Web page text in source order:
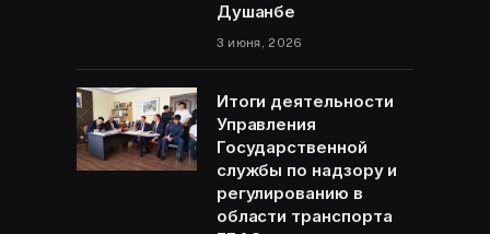
Душанбе
3 июня, 2026
Итоги деятельности
Управления
Государственной
службы по надзору и
регулированию в
области транспорта